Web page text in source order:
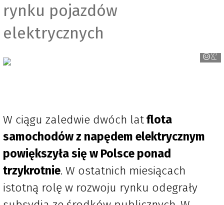
rynku pojazdów
elektrycznych
PSPA
W ciągu zaledwie dwóch latflota
samochodów z napędem elektrycznym
powiększyła się w Polsce ponad
trzykrotnie. W ostatnich miesiącach
istotną rolę w rozwoju rynku odegrały